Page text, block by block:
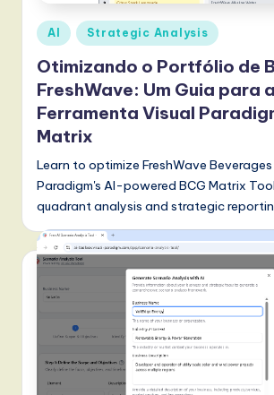
T
r
e
n
d
s
in
A
I,
S
Posted
in
AI Strategic Analysis
Otimizando o Portfólio de
FreshWave: Um Guia para a
Ferramenta Visual
Matrix
Learn to optimize FreshWave Beverages
Paradigm's AI-powered BCG Matrix
quadrant analysis and strategic